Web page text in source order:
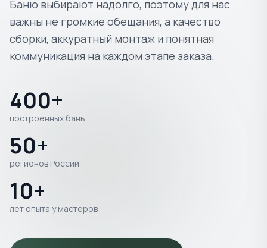
Баню выбирают надолго, поэтому для нас
важны не громкие обещания, а качество
сборки, аккуратный монтаж и понятная
коммуникация на каждом этапе заказа.
400+
построенных бань
50+
регионов России
10+
лет опыта у мастеров